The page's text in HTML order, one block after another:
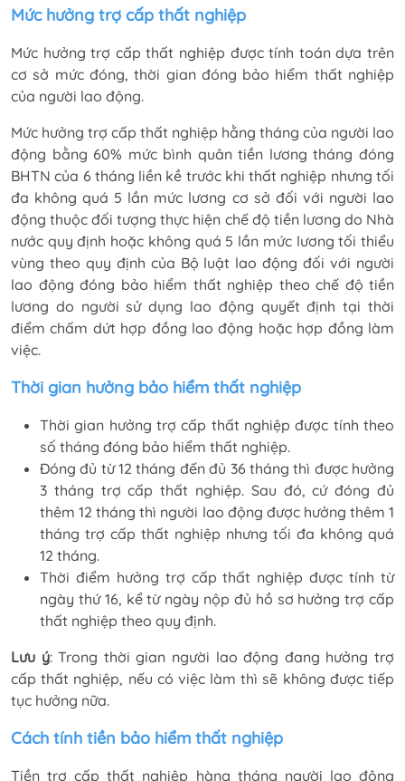
Mức hưởng trợ cấp thất nghiệp
Mức hưởng trợ cấp thất nghiệp được tính toán dựa trên
cơ sở mức đóng, thời gian đóng bảo hiểm thất nghiệp
của người lao động.
Mức hưởng trợ cấp thất nghiệp hằng tháng của người lao
động bằng 60% mức bình quân tiền lương tháng đóng
BHTN của 6 tháng liền kề trước khi thất nghiệp nhưng tối
đa không quá 5 lần mức lương cơ sở đối với người lao
động thuộc đối tượng thực hiện chế độ tiền lương do Nhà
nước quy định hoặc không quá 5 lần mức lương tối thiểu
vùng theo quy định của Bộ luật lao động đối với người
lao động đóng bảo hiểm thất nghiệp theo chế độ tiền
lương do người sử dụng lao động quyết định tại thời
điểm chấm dứt hợp đồng lao động hoặc hợp đồng làm
việc.
Thời gian hưởng bảo hiểm thất nghiệp
Thời gian hưởng trợ cấp thất nghiệp được tính theo
số tháng đóng bảo hiểm thất nghiệp.
Đóng đủ từ 12 tháng đến đủ 36 tháng thì được hưởng
3 tháng trợ cấp thất nghiệp. Sau đó, cứ đóng đủ
thêm 12 tháng thì người lao động được hưởng thêm 1
tháng trợ cấp thất nghiệp nhưng tối đa không quá
12 tháng.
Thời điểm hưởng trợ cấp thất nghiệp được tính từ
ngày thứ 16, kể từ ngày nộp đủ hồ sơ hưởng trợ cấp
thất nghiệp theo quy định.
Lưu ý: Trong thời gian người lao động đang hưởng trợ
cấp thất nghiệp, nếu có việc làm thì sẽ không được tiếp
tục hưởng nữa.
Cách tính tiền bảo hiểm thất nghiệp
Tiền trợ cấp thất nghiệp hàng tháng người lao động